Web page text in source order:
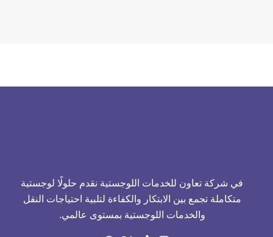
في شركة تعاون للخدمات اللوجستية نقدم حلولًا لوجستية
متكاملة تجمع بين الابتكار والكفاءة لتلبية احتياجات النقل
والخدمات اللوجستية بمستوى عالمي.